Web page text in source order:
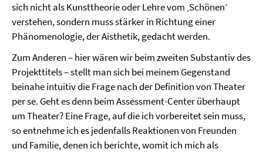
sich nicht als Kunsttheorie oder Lehre vom ‚Schönen’
verstehen, sondern muss stärker in Richtung einer
Phänomenologie, der Aisthetik, gedacht werden.
Zum Anderen – hier wären wir beim zweiten Substantiv des
Projekttitels – stellt man sich bei meinem Gegenstand
beinahe intuitiv die Frage nach der Definition von Theater
per se. Geht es denn beim Assessment-Center überhaupt
um Theater? Eine Frage, auf die ich vorbereitet sein muss,
so entnehme ich es jedenfalls Reaktionen von Freunden
und Familie, denen ich berichte, womit ich mich als